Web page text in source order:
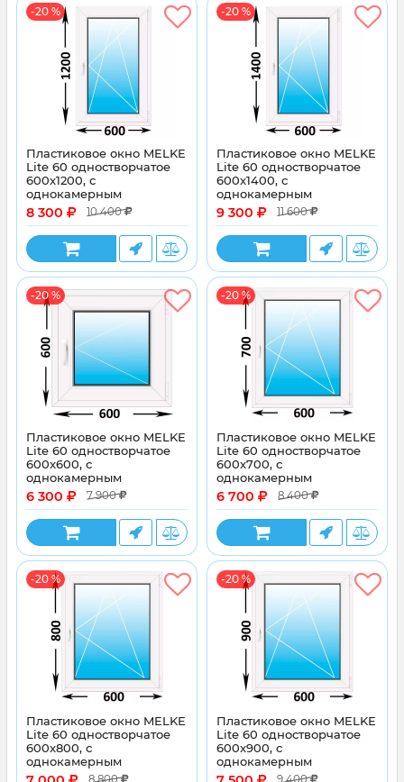
-20 %
Пластиковое окно MELKE
Lite 60 одностворчатое
600x1200, с
однокамерным
энергосберегающим
стеклопакетом
8 300 10 400
-20 %
Пластиковое окно MELKE
Lite 60 одностворчатое
600x1400, с
однокамерным
энергосберегающим
стеклопакетом
9 300 11 600
-20 %
Пластиковое окно MELKE
Lite 60 одностворчатое
600x600, с
однокамерным
энергосберегающим
стеклопакетом
6 300 7 900
-20 %
Пластиковое окно MELKE
Lite 60 одностворчатое
600x700, с
однокамерным
энергосберегающим
стеклопакетом
6 700 8 400
-20 %
Пластиковое окно MELKE
Lite 60 одностворчатое
600x800, с
однокамерным
энергосберегающим
-20 %
Пластиковое окно MELKE
Lite 60 одностворчатое
600x900, с
однокамерным
энергосберегающим